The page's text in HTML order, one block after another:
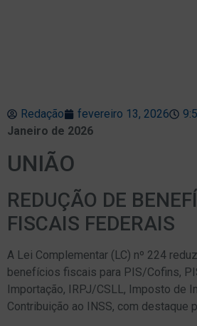
Redação fevereiro 13, 2026
Janeiro de 2026
UNIÃO
REDUÇÃO DE
FISCAIS FEDERAIS
A Lei Complementar (LC) nº 224
benefícios fiscais para PIS/Cofins,
Importação, IRPJ/CSLL, Imposto de
Contribuição ao INSS, com destaque